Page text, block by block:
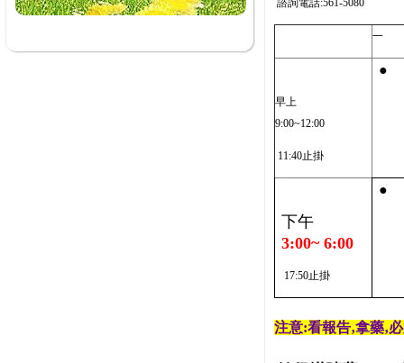
一
早上
9:00~12:00
11:40止掛
●
下午
3:00~ 6:00
17:50止掛
●
注意:看報告‚拿藥‚